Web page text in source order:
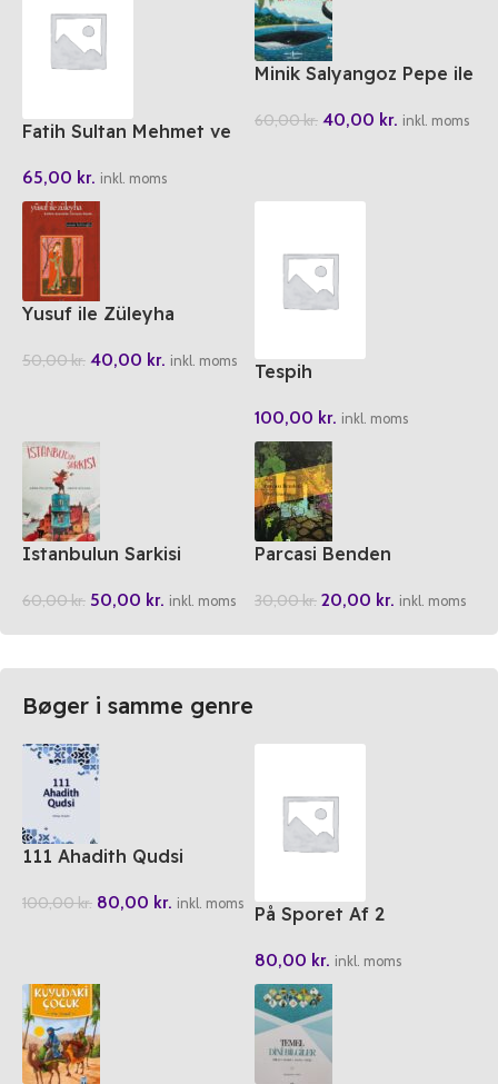
Fatih Sultan Mehmet ve
65,00 kr. inkl. moms
Minik Salyangoz Pepe ile
60,00kr. 40,00 kr. inkl. moms
Yusuf ile Züleyha
50,00kr. 40,00 kr. inkl. moms Tespih
100,00 kr. inkl. moms
Istanbulun Sarkisi
60,00kr. 50,00 kr. inkl. moms
Parcasi Benden
30,00kr. 20,00 kr. inkl. moms
Bøger i samme genre
111 Ahadith Qudsi
100,00kr. 80,00 kr. inkl. moms På Sporet Af 2
80,00 kr. inkl. moms